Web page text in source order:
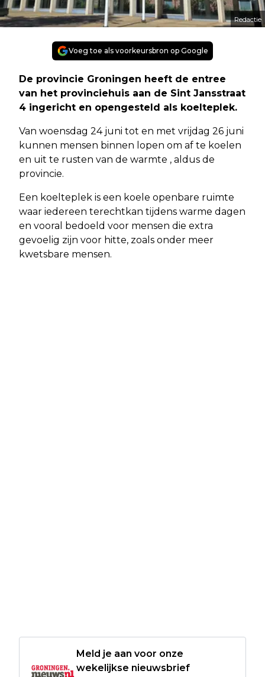
Redactie
Voeg toe als voorkeursbron op Google
De provincie Groningen heeft de entree
van het provinciehuis aan de Sint Jansstraat
4 ingericht en opengesteld als koelteplek.
Van woensdag 24 juni tot en met vrijdag 26 juni
kunnen mensen binnen lopen om af te koelen
en uit te rusten van de warmte , aldus de
provincie.
Een koelteplek is een koele openbare ruimte
waar iedereen terechtkan tijdens warme dagen
en vooral bedoeld voor mensen die extra
gevoelig zijn voor hitte, zoals onder meer
kwetsbare mensen.
Meld je aan voor onze
wekelijkse nieuwsbrief